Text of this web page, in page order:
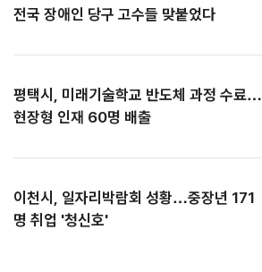
전국 장애인 당구 고수들 맞붙었다
평택시, 미래기술학교 반도체 과정 수료…
현장형 인재 60명 배출
이천시, 일자리박람회 성황…중장년 171
명 취업 '청신호'